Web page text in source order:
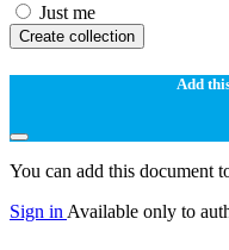
Just me
Create collection
Add
You can add this document
Sign in Available only to